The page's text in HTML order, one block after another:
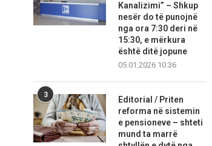
Kanalizimi” – Shkup
nesër do të punojnë
nga ora 7:30 deri në
15:30, e mërkura
është ditë jopune
05.01.2026 10:36
3
Editorial / Priten
reforma në sistemin
e pensioneve – shteti
mund ta marrë